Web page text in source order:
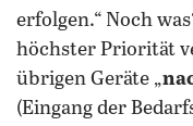
erfolgen.“ Noch
höchster Priorität
übrigen Geräte „
(Eingang der